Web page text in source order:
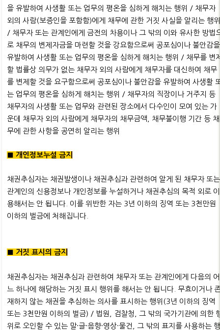
을 유발하여 사생활 또는 업무의 평온을 심하게 해치는 행위 / 채무자
외의 사람(보증인을 포함함)에게 채무에 관한 거짓 사실을 알리는 행
/ 채무자 또는 관계인에게 금전의 차용이나 그 밖의 이와 유사한 방법
로 채무의 변제자금을 마련할 것을 강요함으로써 공포심이나 불안감을
유발하여 사생활 또는 업무의 평온을 심하게 해치는 행위 / 채무를 변
할 법률상 의무가 없는 채무자 외의 사람에게 채무자를 대신하여 채무
를 변제할 것을 요구함으로써 공포심이나 불안감을 유발하여 사생활
는 업무의 평온을 심하게 해치는 행위 / 채무자의 직장이나 거주지 등
채무자의 사생활 또는 업무와 관련된 장소에서 다수인이 모여 있는 가
운데 채무자 외의 사람에게 채무자의 채무금액, 채무불이행 기간 등 채
무에 관한 사항을 공연히 알리는 행위
■ 개인정보누설 금지
채권추심자는 채권발생이나 채권추심과 관련하여 알게 된 채무자 또는
관계인의 신용정보나 개인정보를 누설하거나 채권추심의 목적 외로 이
용해서는 안 됩니다. 이를 위반한 자는 3년 이하의 징역 또는 3천만원
이하의 벌금에 처해집니다.
■ 거짓 표시의 금지
채권추심자는 채권추심과 관련하여 채무자 또는 관계인에게 다음의 어
느 하나에 해당하는 거짓 표시 행위를 해서는 안 됩니다. 무효이거나
재하지 않는 채권을 추심하는 의사를 표시하는 행위(3년 이하의 징역
또는 3천만원 이하의 벌금) / 법원, 검찰청, 그 밖의 국가기관에 의한
위로 오인할 수 있는 말·글·음향·영상·물건, 그 밖의 표지를 사용하는